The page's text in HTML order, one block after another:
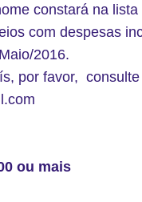
constará na
com despesas
2016.
por favor,
ou mais